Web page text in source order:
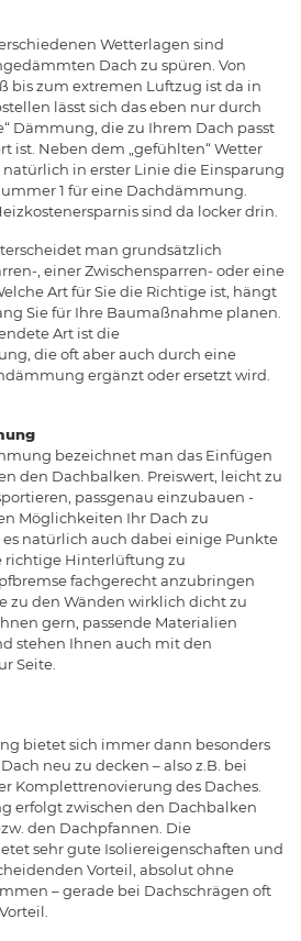
Wetterlagen sind
Dach zu spüren. Von
bis zum extremen Luftzug ist da in
lässt sich das eben nur durch
Dämmung, die zu Ihrem Dach passt
ist. Neben dem „gefühlten“ Wetter
in erster Linie die Einsparung
1 für eine Dachdämmung.
sind da locker drin.
man grundsätzlich
, einer Zwischensparren- oder eine
Art für Sie die Richtige ist, hängt
Sie für Ihre Baumaßnahme planen.
Art ist die
die oft aber auch durch eine
ergänzt oder ersetzt wird.
bezeichnet man das Einfügen
den Dachbalken. Preiswert, leicht zu
passgenau einzubauen -
Möglichkeiten Ihr Dach zu
natürlich auch dabei einige Punkte
richtige Hinterlüftung zu
fachgerecht anzubringen
zu den Wänden wirklich dicht zu
gern, passende Materialien
stehen Ihnen auch mit den
Seite.
bietet sich immer dann besonders
neu zu decken – also z.B. bei
Komplettrenovierung des Daches.
erfolgt zwischen den Dachbalken
den Dachpfannen. Die
sehr gute Isoliereigenschaften und
Vorteil, absolut ohne
– gerade bei Dachschrägen oft